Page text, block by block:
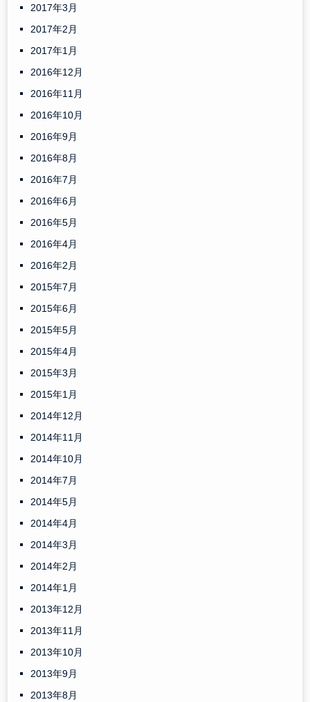
2017年3月
2017年2月
2017年1月
2016年12月
2016年11月
2016年10月
2016年9月
2016年8月
2016年7月
2016年6月
2016年5月
2016年4月
2016年2月
2015年7月
2015年6月
2015年5月
2015年4月
2015年3月
2015年1月
2014年12月
2014年11月
2014年10月
2014年7月
2014年5月
2014年4月
2014年3月
2014年2月
2014年1月
2013年12月
2013年11月
2013年10月
2013年9月
2013年8月